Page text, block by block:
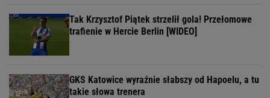
Tak Krzysztof Piątek strzelił gola! Przełomowe
trafienie w Hercie Berlin [WIDEO]
GKS Katowice wyraźnie słabszy od Hapoelu, a tu
takie słowa trenera